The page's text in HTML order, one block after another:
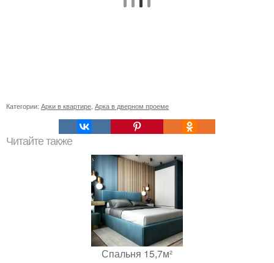
Категории: Арки в квартире Арка в дверном проеме
Читайте также
Спальня 15,7м²